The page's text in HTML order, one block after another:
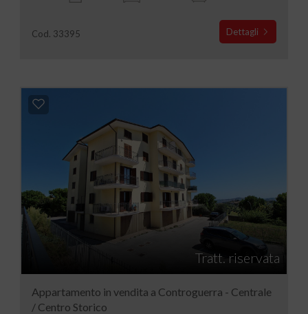
Cod. 33395 Dettagli
Tratt. riservata
Appartamento in vendita a Controguerra - Centrale
/ Centro Storico